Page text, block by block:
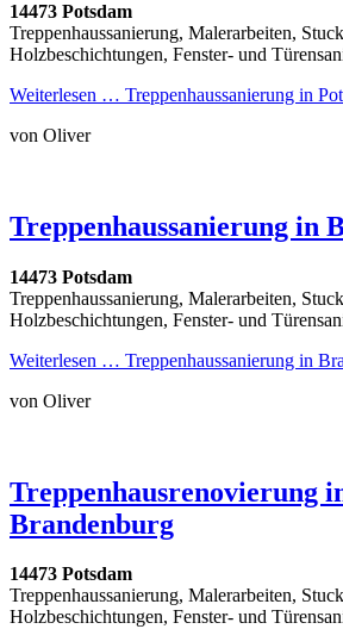
14473 Potsdam
Treppenhaussanierung, Malerarbeiten,
Holzbeschichtungen, Fenster- und
Weiterlesen … Treppenhaussanierung in
von Oliver
Treppenhaussanierung in
14473 Potsdam
Treppenhaussanierung, Malerarbeiten,
Holzbeschichtungen, Fenster- und
Weiterlesen … Treppenhaussanierung in
von Oliver
Treppenhausrenovierung
Brandenburg
14473 Potsdam
Treppenhaussanierung, Malerarbeiten,
Holzbeschichtungen, Fenster- und